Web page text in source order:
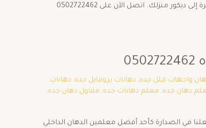
بدقة واهتمام بالتفاصيل لتحقيق رضاك التام. بالإضافة إلى ذلك لا تدع الفرصة تفوتك للحصول على خدمة مميزة تضيف لمسة ساحرة إلى ديكور منزلك. اتصل الآن على 0502722462
واجهات فلل جده, دهانات بروفايل جده, دهانات
دهان جده, معلم دهانات جده, مقاول دهان جده,
في الصدارة كأحد أفضل معلمين الدهان الداخلي